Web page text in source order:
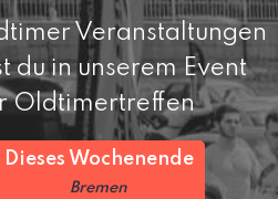
Veranstaltungen
du in unserem Event
Oldtimertreffen
Dieses Wochenende
Bremen